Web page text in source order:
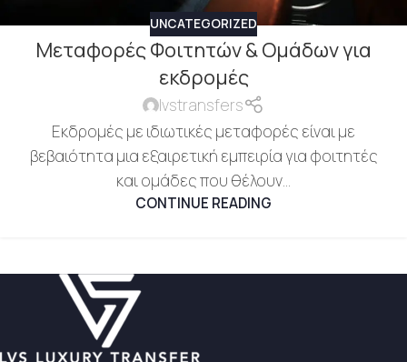
UNCATEGORIZED
Μεταφορές Φοιτητών & Ομάδων για
εκδρομές
lvstransfers
Εκδρομές με ιδιωτικές μεταφορές είναι με
βεβαιότητα μια εξαιρετική εμπειρία για φοιτητές
και ομάδες που θέλουν...
CONTINUE READING